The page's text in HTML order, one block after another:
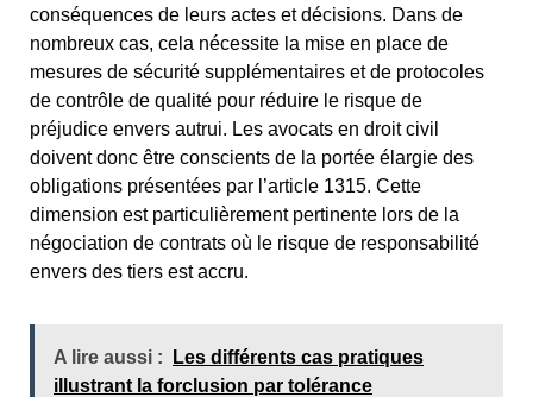
conséquences de leurs actes et décisions. Dans de
nombreux cas, cela nécessite la mise en place de
mesures de sécurité supplémentaires et de protocoles
de contrôle de qualité pour réduire le risque de
préjudice envers autrui. Les avocats en droit civil
doivent donc être conscients de la portée élargie des
obligations présentées par l’article 1315. Cette
dimension est particulièrement pertinente lors de la
négociation de contrats où le risque de responsabilité
envers des tiers est accru.
A lire aussi :
Les différents cas pratiques
illustrant la forclusion par tolérance